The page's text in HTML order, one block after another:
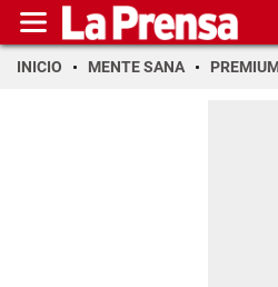
INICIO MENTE SANA